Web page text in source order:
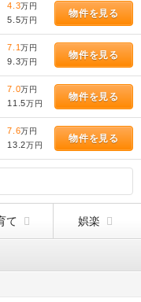
4.3万円
5.5万円
物件を見る
7.1万円
9.3万円
物件を見る
7.0万円
11.5万円
物件を見る
7.6万円
13.2万円
物件を見る
て 娯楽